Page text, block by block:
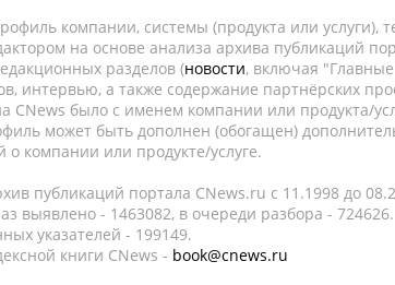
компании, системы (продукта или услуги),
на основе анализа архива публикаций
разделов (новости, включая
интервью, а также содержание партнёрских
CNews было с именем компании или продукта/
может быть дополнен (обогащен)
о компании или продукте/услуге.
публикаций портала CNews.ru c 11.1998 до
выявлено - 1463082, в очереди разбора - 724626.
указателей - 199149.
книги CNews - book@cnews.ru